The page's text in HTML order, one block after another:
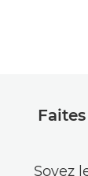
Soyez